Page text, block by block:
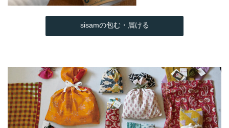
sisamの包む・届ける